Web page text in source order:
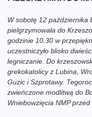
W sobotę 12 października
pielgrzymowała do
godzinie 10.30 w
uczestniczyło blisko
legniczanie. Do
grekokatolicy z Lubina,
Guzic i Szprotawy.
zwieńczone modlitwą do
Wniebowzięcia NMP